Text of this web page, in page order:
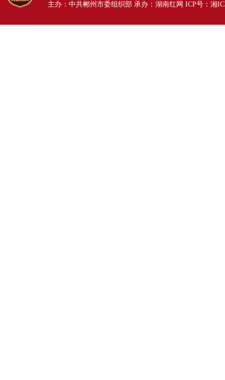
主办：中共郴州市委组织部 承办：湖南红网 ICP号： 湘